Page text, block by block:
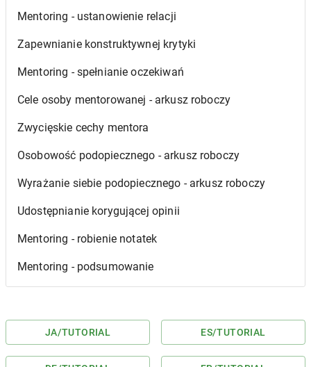
Mentoring - ustanowienie relacji
Zapewnianie konstruktywnej krytyki
Mentoring - spełnianie oczekiwań
Cele osoby mentorowanej - arkusz roboczy
Zwycięskie cechy mentora
Osobowość podopiecznego - arkusz roboczy
Wyrażanie siebie podopiecznego - arkusz roboczy
Udostępnianie korygującej opinii
Mentoring - robienie notatek
Mentoring - podsumowanie
JA/TUTORIAL ES/TUTORIAL